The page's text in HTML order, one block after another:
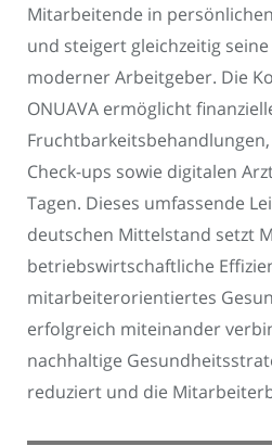
Mitarbeitende in
und steigert gleichzeitig
moderner Arbeitgeber. Die
ONUAVA ermöglicht
Fruchtbarkeitsbehandlungen,
Check-ups sowie digitalen
Tagen. Dieses umfassende
deutschen Mittelstand setzt
betriebswirtschaftliche
mitarbeiterorientiertes
erfolgreich miteinander
nachhaltige
reduziert und die